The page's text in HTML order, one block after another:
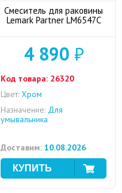
Смеситель для раковины
Lemark Partner LM6547C
4 890 ₽
Код товара: 26320
Цвет: Хром
Назначение: Для
умывальника
Доставим: 10.08.2026